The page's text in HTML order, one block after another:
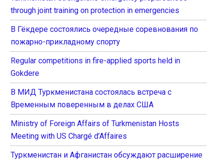
through joint training on protection in emergencies
В Гёкдере состоялись очередные соревнования по
пожарно-прикладному спорту
Regular competitions in fire-applied sports held in
Gokdere
В МИД Туркменистана состоялась встреча с
Временным поверенным в делах США
Ministry of Foreign Affairs of Turkmenistan Hosts
Meeting with US Chargé d’Affaires
Туркменистан и Афганистан обсуждают расширение